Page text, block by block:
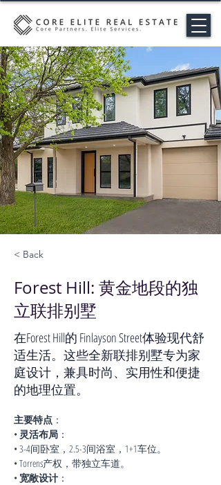
< Back
Forest Hill: 黄金地段的独
立联排别墅
在Forest Hill的 Finlayson Street体验现代舒
适生活。这些全新联排别墅专为家
庭设计，兼具时尚、实用性和便捷
的地理位置。
主要特点 ：
• 灵活布局 ：
• 3-4间卧室，2.5-3间浴室，1+1车位。
• Torrens产权，带独立车道。
• 宽敞设计 ：